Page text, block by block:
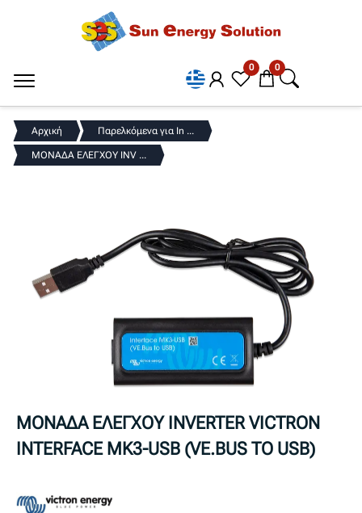
0 0
Αρχική Παρελκόμενα για In ...
ΜΟΝΑΔΑ ΕΛΕΓΧΟΥ INV ...
ΜΟΝΑΔΑ ΕΛΕΓΧΟΥ INVERTER VICTRON
INTERFACE MK3-USB (VE.BUS TO USB)